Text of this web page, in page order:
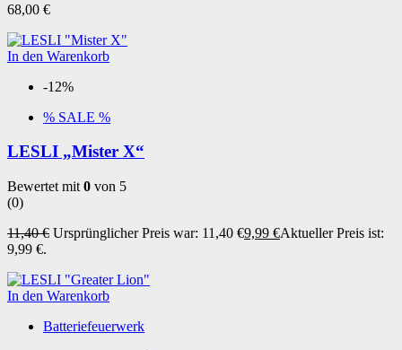
68,00 €
In den Warenkorb
-12%
% SALE %
LESLI „Mister X“
Bewertet mit 0 von 5
(0)
11,40€ Ursprünglicher Preis war: 11,40 €9,99 €Aktueller Preis ist:
9,99 €.
In den Warenkorb
Batteriefeuerwerk